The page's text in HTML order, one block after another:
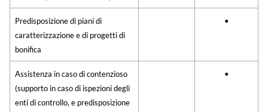
Predisposizione di piani di
caratterizzazione e di progetti di
bonifica
•
Assistenza in caso di contenzioso
(supporto in caso di ispezioni degli
enti di controllo, e predisposizione
•